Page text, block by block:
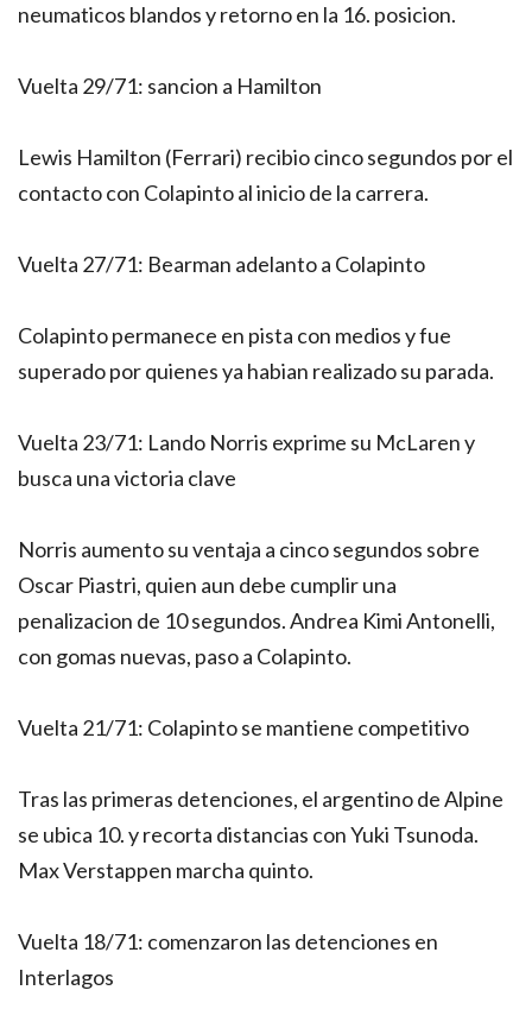
neumaticos blandos y retorno en la 16. posicion.
Vuelta 29/71: sancion a Hamilton
Lewis Hamilton (Ferrari) recibio cinco segundos por el
contacto con Colapinto al inicio de la carrera.
Vuelta 27/71: Bearman adelanto a Colapinto
Colapinto permanece en pista con medios y fue
superado por quienes ya habian realizado su parada.
Vuelta 23/71: Lando Norris exprime su McLaren y
busca una victoria clave
Norris aumento su ventaja a cinco segundos sobre
Oscar Piastri, quien aun debe cumplir una
penalizacion de 10 segundos. Andrea Kimi Antonelli,
con gomas nuevas, paso a Colapinto.
Vuelta 21/71: Colapinto se mantiene competitivo
Tras las primeras detenciones, el argentino de Alpine
se ubica 10. y recorta distancias con Yuki Tsunoda.
Max Verstappen marcha quinto.
Vuelta 18/71: comenzaron las detenciones en
Interlagos